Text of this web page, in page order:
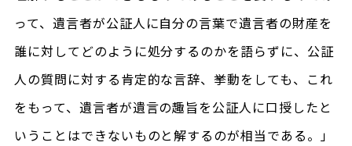
って、遺言者が公証人に自分の言葉で遺言者の財産を
誰に対してどのように処分するのかを語らずに、公証
人の質問に対する肯定的な言辞、挙動をしても、これ
をもって、遺言者が遺言の趣旨を公証人に口授したと
いうことはできないものと解するのが相当である。」